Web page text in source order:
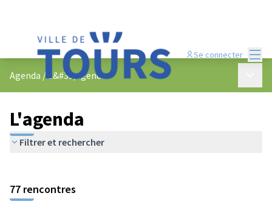
Se connecter
Agenda /L&#39;agenda
L'agenda
Filtrer et rechercher
+
−
77 rencontres